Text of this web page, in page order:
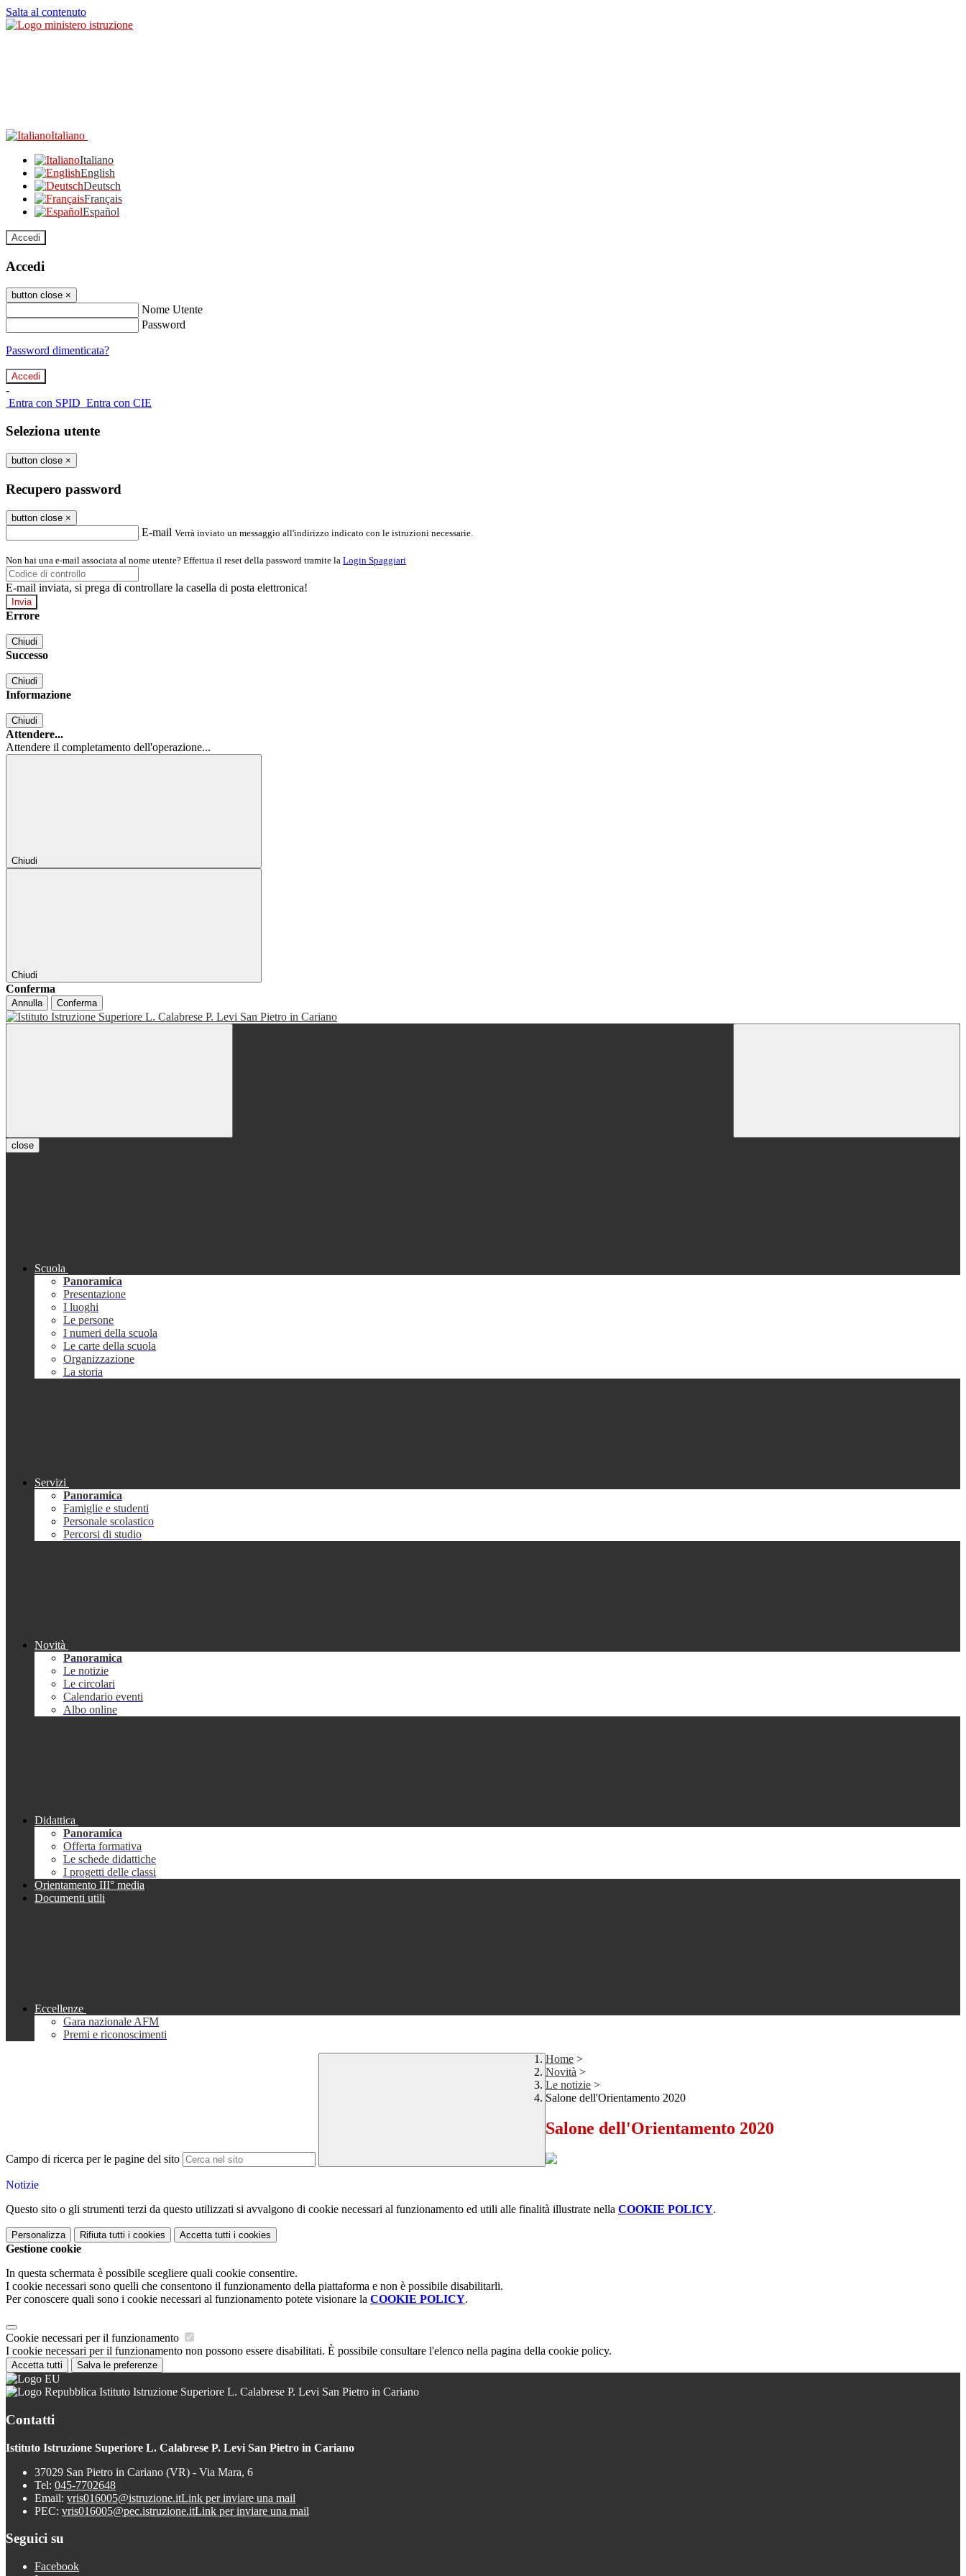
Salta al contenuto
Italiano
Italiano
English
Deutsch
Français
Español
Accedi
Accedi
button close ×
Nome Utente
Password
Password dimenticata?
-
Entra con SPID Entra con CIE
Seleziona utente
button close ×
Recupero password
button close ×
E-mail Verrà inviato un messaggio all'indirizzo indicato con le istruzioni necessarie.
Non hai una e-mail associata al nome utente? Effettua il reset della password tramite la Login Spaggiari
E-mail inviata, si prega di controllare la casella di posta elettronica!
Errore
Chiudi
Successo
Chiudi
Informazione
Chiudi
Attendere...
Attendere il completamento dell'operazione...
Chiudi
Chiudi
Conferma
Annulla Conferma
close
Scuola
Panoramica
Presentazione
I luoghi
Le persone
I numeri della scuola
Le carte della scuola
Organizzazione
La storia
Servizi
Panoramica
Famiglie e studenti
Personale scolastico
Percorsi di studio
Novità
Panoramica
Le notizie
Le circolari
Calendario eventi
Albo online
Didattica
Panoramica
Offerta formativa
Le schede didattiche
I progetti delle classi
Orientamento III° media
Documenti utili
Eccellenze
Gara nazionale AFM
Premi e riconoscimenti
Campo di ricerca per le pagine del sito
Home >
Novità >
Le notizie >
Salone dell'Orientamento 2020
Salone dell'Orientamento 2020
Notizie
Questo sito o gli strumenti terzi da questo utilizzati si avvalgono di cookie necessari al funzionamento ed utili alle finalità illustrate nella COOKIE POLICY.
Personalizza Rifiuta tutti i cookies Accetta tutti i cookies
Gestione cookie
In questa schermata è possibile scegliere quali cookie consentire.
I cookie necessari sono quelli che consentono il funzionamento della piattaforma e non è possibile disabilitarli.
Per conoscere quali sono i cookie necessari al funzionamento potete visionare la COOKIE POLICY.
Cookie necessari per il funzionamento
I cookie necessari per il funzionamento non possono essere disabilitati. È possibile consultare l'elenco nella pagina della cookie policy.
Accetta tutti Salva le preferenze
Istituto Istruzione Superiore L. Calabrese P. Levi San Pietro in Cariano
Contatti
Istituto Istruzione Superiore L. Calabrese P. Levi San Pietro in Cariano
37029 San Pietro in Cariano (VR) - Via Mara, 6
Tel: 045-7702648
Email: vris016005@istruzione.itLink per inviare una mail
PEC: vris016005@pec.istruzione.itLink per inviare una mail
Seguici su
Facebook